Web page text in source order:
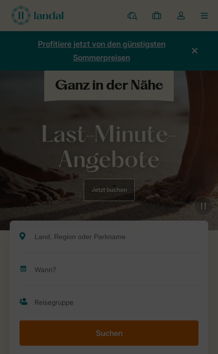
Ferienparks
Meine
Buchungen
Dropdown-
Menü
Kontos
Profitiere jetzt von den günstigsten
Sommerpreisen
Last-Minute-
Angebote
Jetzt buchen
Suchen